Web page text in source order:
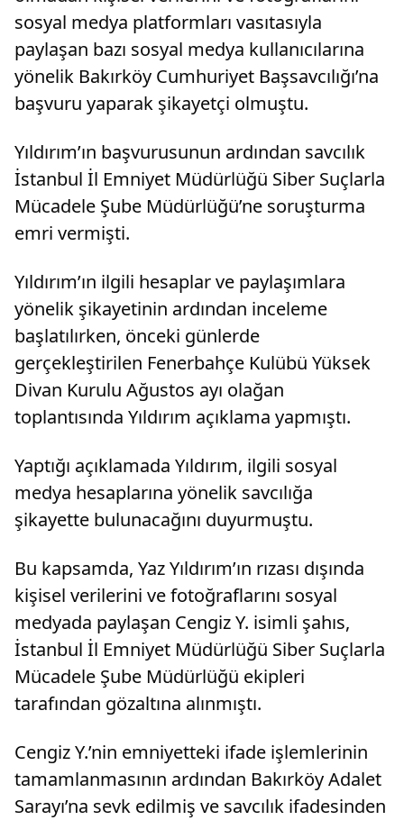
sosyal medya platformları vasıtasıyla
paylaşan bazı sosyal medya kullanıcılarına
yönelik Bakırköy Cumhuriyet Başsavcılığı’na
başvuru yaparak şikayetçi olmuştu.
Yıldırım’ın başvurusunun ardından savcılık
İstanbul İl Emniyet Müdürlüğü Siber Suçlarla
Mücadele Şube Müdürlüğü’ne soruşturma
emri vermişti.
Yıldırım’ın ilgili hesaplar ve paylaşımlara
yönelik şikayetinin ardından inceleme
başlatılırken, önceki günlerde
gerçekleştirilen Fenerbahçe Kulübü Yüksek
Divan Kurulu Ağustos ayı olağan
toplantısında Yıldırım açıklama yapmıştı.
Yaptığı açıklamada Yıldırım, ilgili sosyal
medya hesaplarına yönelik savcılığa
şikayette bulunacağını duyurmuştu.
Bu kapsamda, Yaz Yıldırım’ın rızası dışında
kişisel verilerini ve fotoğraflarını sosyal
medyada paylaşan Cengiz Y. isimli şahıs,
İstanbul İl Emniyet Müdürlüğü Siber Suçlarla
Mücadele Şube Müdürlüğü ekipleri
tarafından gözaltına alınmıştı.
Cengiz Y.’nin emniyetteki ifade işlemlerinin
tamamlanmasının ardından Bakırköy Adalet
Sarayı’na sevk edilmiş ve savcılık ifadesinden